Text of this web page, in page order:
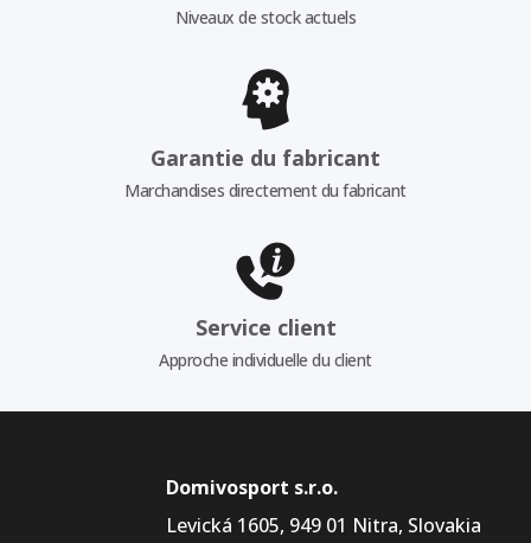
Niveaux de stock actuels
Garantie du fabricant
Marchandises directement du fabricant
Service client
Approche individuelle du client
Domivosport s.r.o.
Levická 1605, 949 01 Nitra, Slovakia